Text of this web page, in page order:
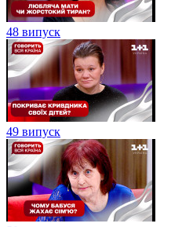
48 випуск
49 випуск